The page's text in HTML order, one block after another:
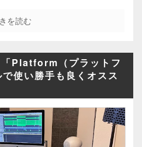
を読む
Platform（プラットフ
使い勝手も良くオスス